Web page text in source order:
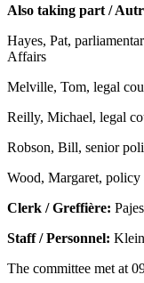
Also taking part /
Hayes, Pat,
Affairs
Melville, Tom, legal
Reilly, Michael, legal
Robson, Bill, senior
Wood, Margaret,
Clerk / Greffière:
Staff / Personnel:
The committee met at